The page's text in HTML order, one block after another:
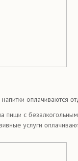
оплачиваются
с
услуги